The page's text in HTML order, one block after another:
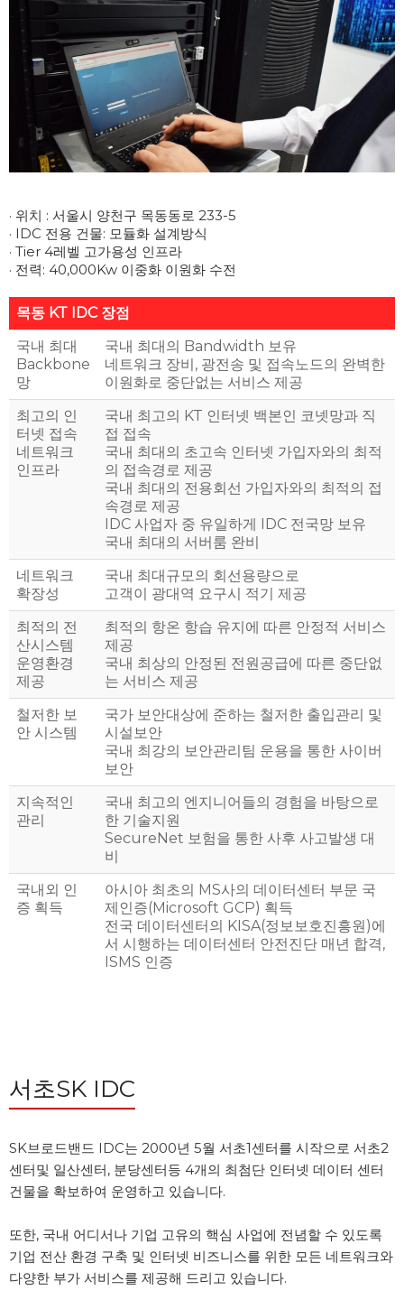
· 위치 : 서울시 양천구 목동동로 233-5
· IDC 전용 건물: 모듈화 설계방식
· Tier 4레벨 고가용성 인프라
목동 KT IDC 장점
국내 최대
Backbone
망
국내 최대의 Bandwidth 보유
네트워크 장비, 광전송 및 접속노드의 완벽한
이원화로 중단없는 서비스 제공
최고의 인
터넷 접속
네트워크
인프라
국내 최고의 KT 인터넷 백본인 코넷망과 직
접 접속
국내 최대의 초고속 인터넷 가입자와의 최적
의 접속경로 제공
국내 최대의 전용회선 가입자와의 최적의 접
속경로 제공
IDC 사업자 중 유일하게 IDC 전국망 보유
국내 최대의 서버룸 완비
네트워크
확장성
국내 최대규모의 회선용량으로
고객이 광대역 요구시 적기 제공
최적의 전
산시스템
운영환경
제공
최적의 항온 항습 유지에 따른 안정적 서비스
제공
국내 최상의 안정된 전원공급에 따른 중단없
는 서비스 제공
철저한 보
안 시스템
국가 보안대상에 준하는 철저한 출입관리 및
시설보안
국내 최강의 보안관리팀 운용을 통한 사이버
보안
지속적인
관리
국내 최고의 엔지니어들의 경험을 바탕으로
한 기술지원
SecureNet 보험을 통한 사후 사고발생 대
비
국내외 인
증 획득
아시아 최초의 MS사의 데이터센터 부문 국
제인증(Microsoft GCP) 획득
전국 데이터센터의 KISA(정보보호진흥원)에
서 시행하는 데이터센터 안전진단 매년 합격,
ISMS 인증
서초SK IDC
SK브로드밴드 IDC는 2000년 5월 서초1센터를 시작으로 서초2
센터및 일산센터, 분당센터등 4개의 최첨단 인터넷 데이터 센터
건물을 확보하여 운영하고 있습니다.
또한, 국내 어디서나 기업 고유의 핵심 사업에 전념할 수 있도록
기업 전산 환경 구축 및 인터넷 비즈니스를 위한 모든 네트워크와
다양한 부가 서비스를 제공해 드리고 있습니다.